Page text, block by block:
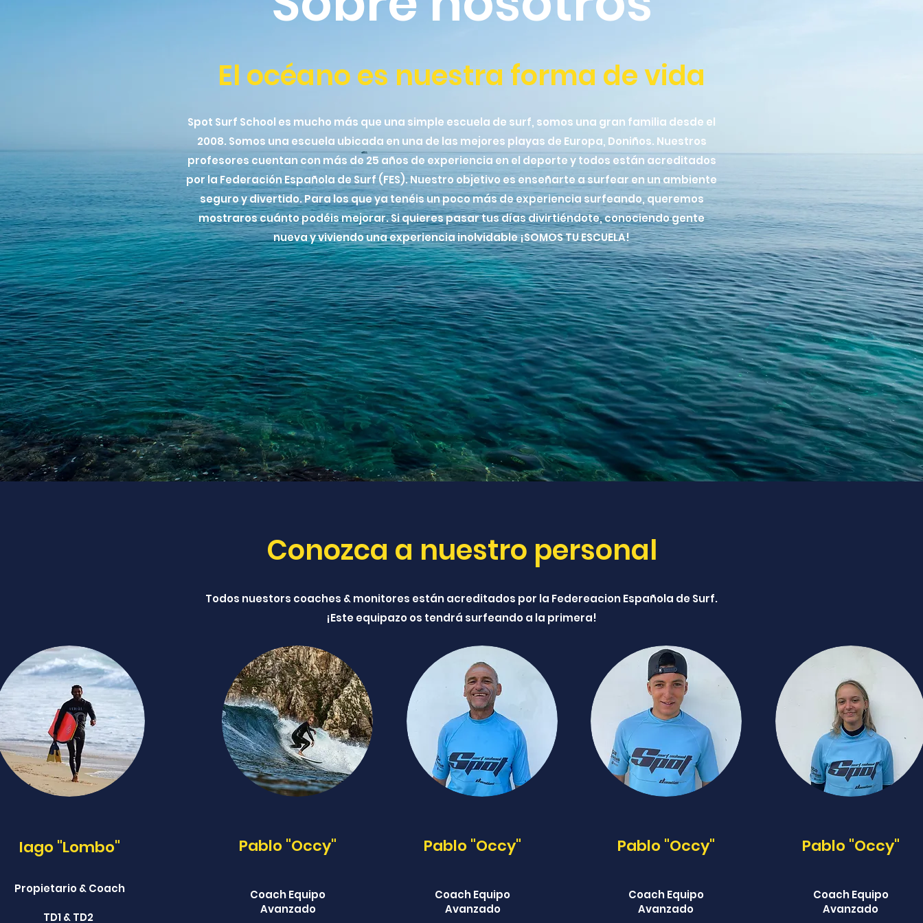
El océano es nuestra forma de vida
Spot Surf School es mucho más que una simple escuela de surf, somos una gran familia desde el
2008. Somos una escuela ubicada en una de las mejores playas de Europa, Doniños. Nuestros
profesores cuentan con más de 25 años de experiencia en el deporte y todos están acreditados
por la Federación Española de Surf (FES). Nuestro objetivo es enseñarte a surfear en un ambiente
seguro y divertido. Para los que ya tenéis un poco más de experiencia surfeando, queremos
mostraros cuánto podéis mejorar. Si quieres pasar tus días divirtiéndote, conociendo gente
nueva y viviendo una experiencia inolvidable ¡SOMOS TU ESCUELA!
Conozca a nuestro personal
Todos nuestors coaches & monitores están acreditados por la Federeacion Española de Surf.
¡Este equipazo os tendrá surfeando a la primera!
Iago "Lombo"
Propietario & Coach
TD1 & TD2
Pablo "Occy"
Coach Equipo
Avanzado
Pablo "Occy"
Coach Equipo
Avanzado
Pablo "Occy"
Coach Equipo
Avanzado
Pablo "Occy"
Coach Equipo
Avanzado